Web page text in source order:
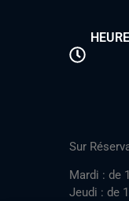
Sur
Mardi : de
Jeudi : de